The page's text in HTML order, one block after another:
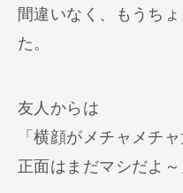
間違いなく、もうち
た。
友人からは
「横顔がメチャメチ
正面はまだマシだよ～